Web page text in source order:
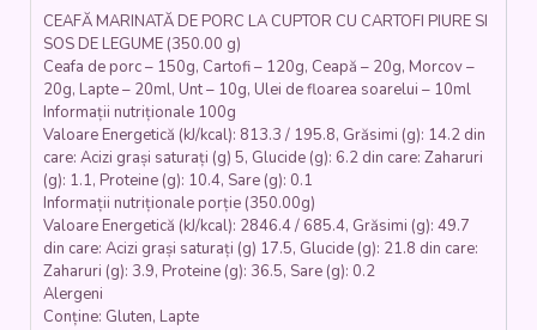
SOS
LEGUME
(ceafa
porc,
cartofi,
lapte,
morcovi,
ceapa)
CEAFĂ MARINATĂ DE PORC LA CUPTOR CU CARTOFI PIURE SI
SOS DE LEGUME (350.00 g)
Ceafa de porc – 150g, Cartofi – 120g, Ceapă – 20g, Morcov –
20g, Lapte – 20ml, Unt – 10g, Ulei de floarea soarelui – 10ml
Informații nutriționale 100g
Valoare Energetică (kJ/kcal): 813.3 / 195.8, Grăsimi (g): 14.2 din
care: Acizi grași saturați (g) 5, Glucide (g): 6.2 din care: Zaharuri
(g): 1.1, Proteine (g): 10.4, Sare (g): 0.1
Informații nutriționale porție (350.00g)
Valoare Energetică (kJ/kcal): 2846.4 / 685.4, Grăsimi (g): 49.7
din care: Acizi grași saturați (g) 17.5, Glucide (g): 21.8 din care:
Zaharuri (g): 3.9, Proteine (g): 36.5, Sare (g): 0.2
Alergeni
Conține: Gluten, Lapte